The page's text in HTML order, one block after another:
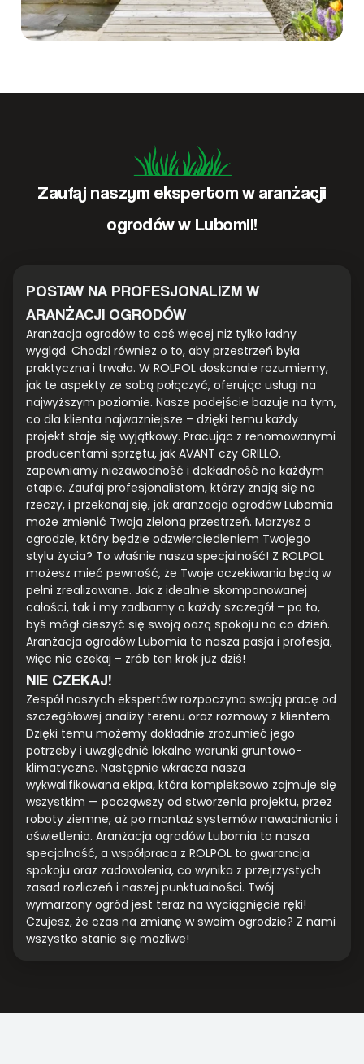
Zaufaj naszym ekspertom w aranżacji
ogrodów w Lubomii!
POSTAW NA PROFESJONALIZM W
ARANŻACJI OGRODÓW
Aranżacja ogrodów to coś więcej niż tylko ładny
wygląd. Chodzi również o to, aby przestrzeń była
praktyczna i trwała. W ROLPOL doskonale rozumiemy,
jak te aspekty ze sobą połączyć, oferując usługi na
najwyższym poziomie. Nasze podejście bazuje na tym,
co dla klienta najważniejsze – dzięki temu każdy
projekt staje się wyjątkowy. Pracując z renomowanymi
producentami sprzętu, jak AVANT czy GRILLO,
zapewniamy niezawodność i dokładność na każdym
etapie. Zaufaj profesjonalistom, którzy znają się na
rzeczy, i przekonaj się, jak aranżacja ogrodów Lubomia
może zmienić Twoją zieloną przestrzeń. Marzysz o
ogrodzie, który będzie odzwierciedleniem Twojego
stylu życia? To właśnie nasza specjalność! Z ROLPOL
możesz mieć pewność, że Twoje oczekiwania będą w
pełni zrealizowane. Jak z idealnie skomponowanej
całości, tak i my zadbamy o każdy szczegół – po to,
byś mógł cieszyć się swoją oazą spokoju na co dzień.
Aranżacja ogrodów Lubomia to nasza pasja i profesja,
więc nie czekaj – zrób ten krok już dziś!
NIE CZEKAJ!
Zespół naszych ekspertów rozpoczyna swoją pracę od
szczegółowej analizy terenu oraz rozmowy z klientem.
Dzięki temu możemy dokładnie zrozumieć jego
potrzeby i uwzględnić lokalne warunki gruntowo-
klimatyczne. Następnie wkracza nasza
wykwalifikowana ekipa, która kompleksowo zajmuje się
wszystkim — począwszy od stworzenia projektu, przez
roboty ziemne, aż po montaż systemów nawadniania i
oświetlenia. Aranżacja ogrodów Lubomia to nasza
specjalność, a współpraca z ROLPOL to gwarancja
spokoju oraz zadowolenia, co wynika z przejrzystych
zasad rozliczeń i naszej punktualności. Twój
wymarzony ogród jest teraz na wyciągnięcie ręki!
Czujesz, że czas na zmianę w swoim ogrodzie? Z nami
wszystko stanie się możliwe!